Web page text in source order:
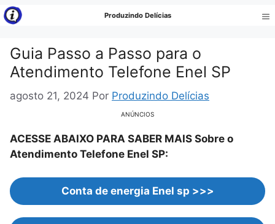
Pular
para
conteúdo
Produzindo Delícias
Guia Passo a Passo para o
Atendimento Telefone Enel SP
agosto 21, 2024 Por Produzindo Delícias
ANÚNCIOS
ACESSE ABAIXO PARA SABER MAIS Sobre o
Atendimento Telefone Enel SP:
Conta de energia Enel sp >>>